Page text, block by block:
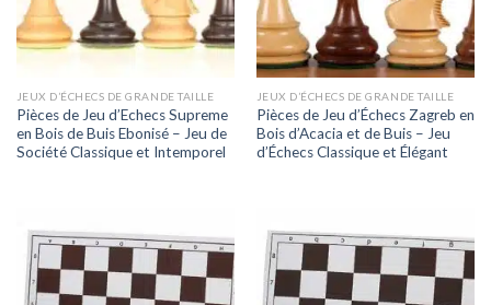
JEUX D’ÉCHECS DE GRANDE TAILLE
Pièces de Jeu d’Echecs Supreme
en Bois de Buis Ebonisé – Jeu de
Société Classique et Intemporel
JEUX D’ÉCHECS DE GRANDE TAILLE
Pièces de Jeu d’Échecs Zagreb en
Bois d’Acacia et de Buis – Jeu
d’Échecs Classique et Élégant